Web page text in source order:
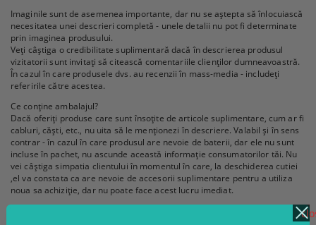
Imaginile sunt de asemenea importante, dar nu se aștepta să înlocuiască
necesitatea unei descrieri completă - unele detalii nu pot fi determinate
prin imaginea produsului.
Veți câștiga o credibilitate suplimentară dacă în descrierea produsul
vizitatorii sunt invitați să citească comentariile clienților dumneavoastră.
În cazul în care produsele dvs. au recenzii în mass-media - includeți
referirile către acestea.
Ce conține ambalajul?
Dacă oferiți produse care sunt însoțite de articole suplimentare, cum ar fi
cabluri, căști, etc., nu uita să le menționezi în descriere. Valabil și în sens
contrar - în cazul în care produsul are nevoie de baterii, dar ele nu sunt
incluse în pachet, nu ascunde această informație consumatorilor tăi. Nu
vei câștiga simpatia clientului în momentul în care, la deschiderea cutiei
,el va constata ca are nevoie de accesorii suplimentare pentru a utiliza
noua sa achiziție, dar nu poate face acest lucru imediat.